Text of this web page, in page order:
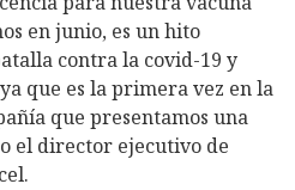
en junio, es un hito
contra la covid-19 y
que es la primera vez en la
que presentamos una
el director ejecutivo de